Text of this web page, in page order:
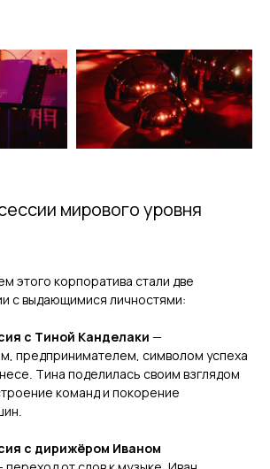
мирового уровня
этого корпоратива стали две
с выдающимися личностями:
с Тиной Канделаки —
предпринимателем, символом успеха
Тина поделилась своим взглядом
команд и покорение
с дирижёром Иваном